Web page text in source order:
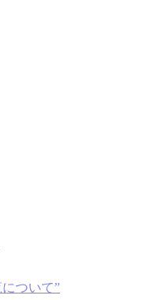
について”